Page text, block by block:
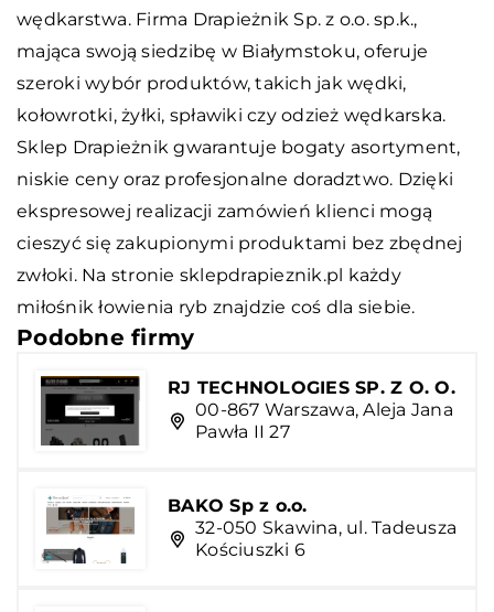
wędkarstwa. Firma Drapieżnik Sp. z o.o. sp.k.,
mająca swoją siedzibę w Białymstoku, oferuje
szeroki wybór produktów, takich jak wędki,
kołowrotki, żyłki, spławiki czy odzież wędkarska.
Sklep Drapieżnik gwarantuje bogaty asortyment,
niskie ceny oraz profesjonalne doradztwo. Dzięki
ekspresowej realizacji zamówień klienci mogą
cieszyć się zakupionymi produktami bez zbędnej
zwłoki. Na stronie sklepdrapieznik.pl każdy
miłośnik łowienia ryb znajdzie coś dla siebie.
Podobne firmy
RJ TECHNOLOGIES SP. Z O. O.
00-867 Warszawa, Aleja Jana
Pawła II 27
BAKO Sp z o.o.
32-050 Skawina, ul. Tadeusza
Kościuszki 6